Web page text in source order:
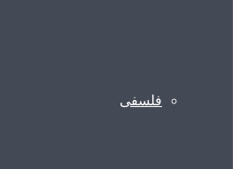
فلسفی